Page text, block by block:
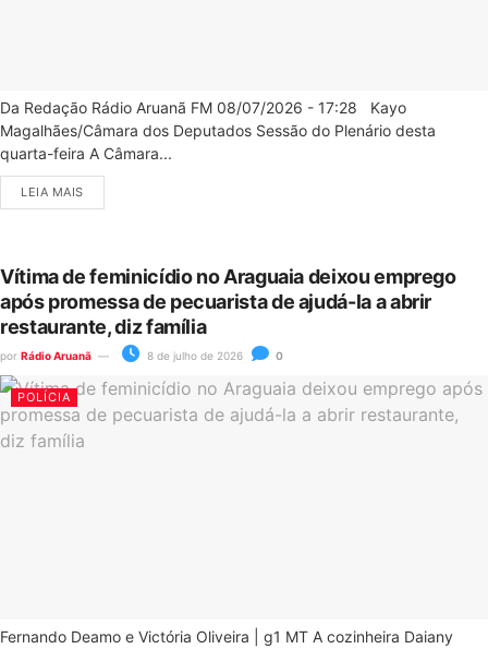
Da Redação Rádio Aruanã FM 08/07/2026 - 17:28 Kayo
Magalhães/Câmara dos Deputados Sessão do Plenário desta
quarta-feira A Câmara...
LEIA MAIS
Vítima de feminicídio no Araguaia deixou emprego
após promessa de pecuarista de ajudá-la a abrir
restaurante, diz família
por Rádio Aruanã 8 de julho de 2026 0
POLÍCIA
Fernando Deamo e Victória Oliveira | g1 MT A cozinheira Daiany